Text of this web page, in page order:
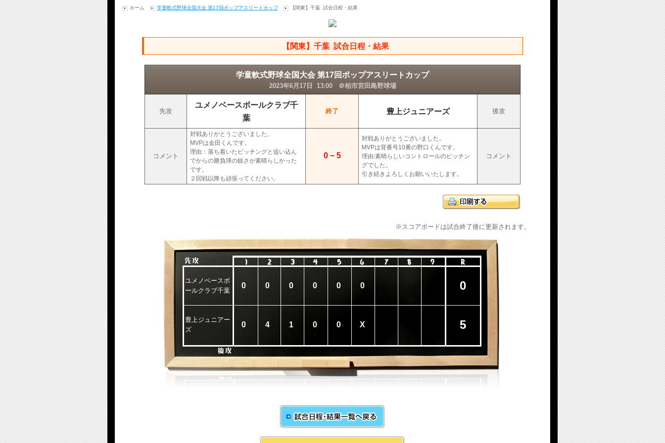
ホーム 学童軟式野球全国大会 第17回ポップアスリートカップ 【関東】千葉 試合日程・結果
【関東】千葉 試合日程・結果
学童軟式野球全国大会 第17回ポップアスリートカップ
2023年6月17日 13:00 ＠柏市宮田島野球場
先攻
ユメノベースボールクラブ千
葉
終了 豊上ジュニアーズ 後攻
コメント
対戦ありがとうございました。
MVPは金田くんです。
理由：落ち着いたピッチングと追い込ん
でからの勝負球の鋭さが素晴らしかった
です。
２回戦以降も頑張ってください。
0 − 5
対戦ありがとうございました。
MVPは背番号10番の野口くんです。
理由:素晴らしいコントロールのピッチン
グでした。
引き続きよろしくお願いいたします。
コメント
※スコアボードは試合終了後に更新されます。
ユメノベースボ
ールクラブ千葉
0 0 0 0 0 0 0
豊上ジュニアー
ズ
0 4 1 0 0 X 5